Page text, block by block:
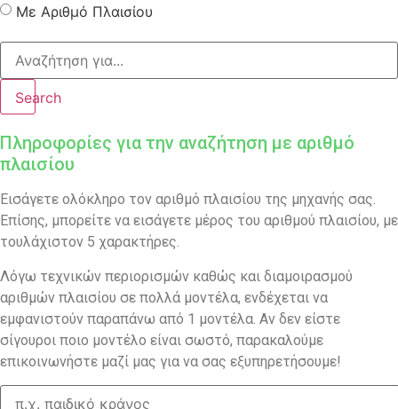
Με Αριθμό Πλαισίου
Search
Πληροφορίες για την αναζήτηση με αριθμό
πλαισίου
Εισάγετε ολόκληρο τον αριθμό πλαισίου της μηχανής σας.
Επίσης, μπορείτε να εισάγετε μέρος του αριθμού πλαισίου, με
τουλάχιστον 5 χαρακτήρες.
Λόγω τεχνικών περιορισμών καθώς και διαμοιρασμού
αριθμών πλαισίου σε πολλά μοντέλα, ενδέχεται να
εμφανιστούν παραπάνω από 1 μοντέλα. Αν δεν είστε
σίγουροι ποιο μοντέλο είναι σωστό, παρακαλούμε
επικοινωνήστε μαζί μας για να σας εξυπηρετήσουμε!